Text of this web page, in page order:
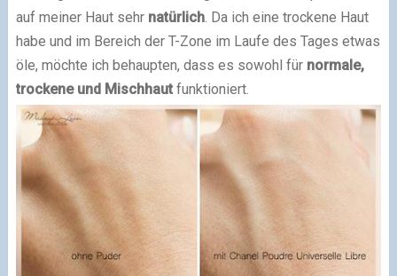
auf meiner Haut sehr natürlich. Da ich eine trockene Haut
habe und im Bereich der T-Zone im Laufe des Tages etwas
öle, möchte ich behaupten, dass es sowohl für normale,
trockene und Mischhautfunktioniert.